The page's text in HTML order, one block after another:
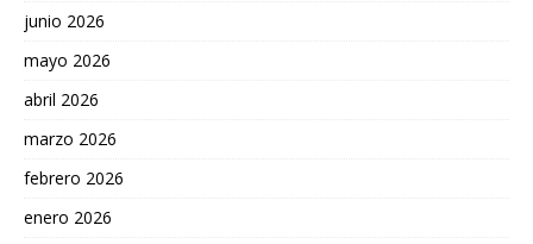
junio 2026
mayo 2026
abril 2026
marzo 2026
febrero 2026
enero 2026